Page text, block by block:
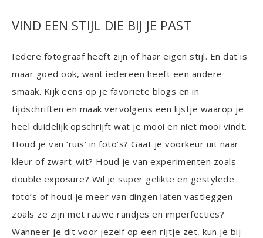
VIND EEN STIJL DIE BIJ JE PAST
Iedere fotograaf heeft zijn of haar eigen stijl. En dat is
maar goed ook, want iedereen heeft een andere
smaak. Kijk eens op je favoriete blogs en in
tijdschriften en maak vervolgens een lijstje waarop je
heel duidelijk opschrijft wat je mooi en niet mooi vindt.
Houd je van ‘ruis’ in foto’s? Gaat je voorkeur uit naar
kleur of zwart-wit? Houd je van experimenten zoals
double exposure? Wil je super gelikte en gestylede
foto’s of houd je meer van dingen laten vastleggen
zoals ze zijn met rauwe randjes en imperfecties?
Wanneer je dit voor jezelf op een rijtje zet, kun je bij